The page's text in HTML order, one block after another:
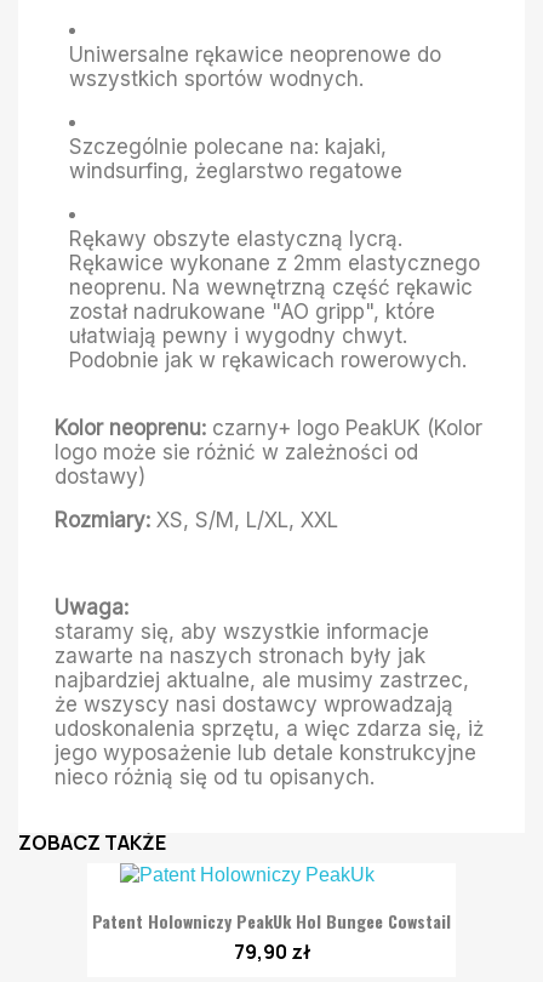
Uniwersalne rękawice neoprenowe do
wszystkich sportów wodnych.
Szczególnie polecane na: kajaki,
windsurfing, żeglarstwo regatowe
Rękawy obszyte elastyczną lycrą.
Rękawice wykonane z 2mm elastycznego
neoprenu. Na wewnętrzną część rękawic
został nadrukowane "AO gripp", które
ułatwiają pewny i wygodny chwyt.
Podobnie jak w rękawicach rowerowych.
Kolor neoprenu: czarny+ logo PeakUK (Kolor
logo może sie różnić w zależności od
dostawy)
Rozmiary: XS, S/M, L/XL, XXL
Uwaga:
staramy się, aby wszystkie informacje
zawarte na naszych stronach były jak
najbardziej aktualne, ale musimy zastrzec,
że wszyscy nasi dostawcy wprowadzają
udoskonalenia sprzętu, a więc zdarza się, iż
jego wyposażenie lub detale konstrukcyjne
nieco różnią się od tu opisanych.
ZOBACZ TAKŻE
Patent Holowniczy PeakUk Hol Bungee Cowstail
79,90 zł